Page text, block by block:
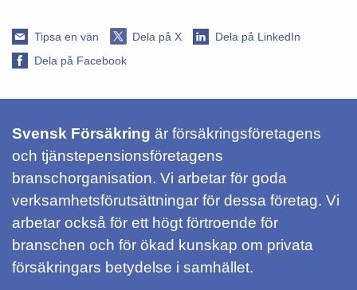
Tipsa en vän Dela på X
Dela på LinkedIn
Dela på Facebook
Svensk Försäkring är försäkringsföretagens
och tjänstepensionsföretagens
branschorganisation. Vi arbetar för goda
verksamhetsförutsättningar för dessa företag. Vi
arbetar också för ett högt förtroende för
branschen och för ökad kunskap om privata
försäkringars betydelse i samhället.